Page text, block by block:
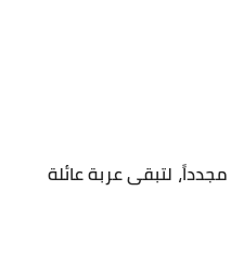
لتبقى عربة عائلة